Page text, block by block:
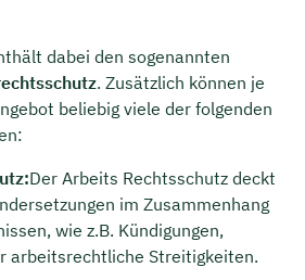
dabei den sogenannten
. Zusätzlich können je
beliebig viele der folgenden
Der Arbeits Rechtsschutz deckt
im Zusammenhang
wie z.B. Kündigungen,
arbeitsrechtliche Streitigkeiten.